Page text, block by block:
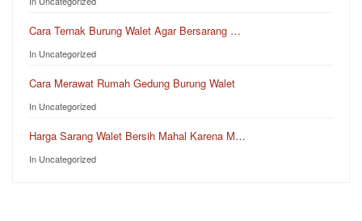
Cara Ternak Burung Walet Agar Bersarang …
In Uncategorized
Cara Merawat Rumah Gedung Burung Walet
In Uncategorized
Harga Sarang Walet Bersih Mahal Karena M…
In Uncategorized